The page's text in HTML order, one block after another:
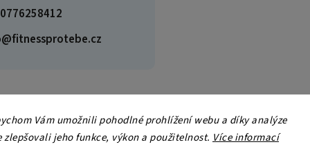
Vám umožnili pohodlné prohlížení webu a díky analýze
zlepšovali jeho funkce, výkon a použitelnost. Více informací